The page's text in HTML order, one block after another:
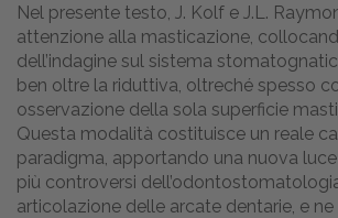
Nel presente testo, J. Kolf e J.L.
attenzione alla masticazione,
dell’indagine sul sistema
ben oltre la riduttiva, oltreché spesso
osservazione della sola superficie
Questa modalità costituisce un reale
paradigma, apportando una nuova
più controversi
articolazione delle arcate dentarie, e